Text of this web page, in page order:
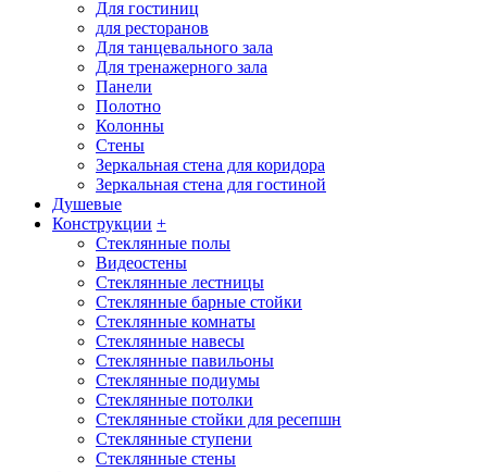
Для гостиниц
для ресторанов
Для танцевального зала
Для тренажерного зала
Панели
Полотно
Колонны
Стены
Зеркальная стена для коридора
Зеркальная стена для гостиной
Душевые
Конструкции +
Стеклянные полы
Видеостены
Стеклянные лестницы
Стеклянные барные стойки
Стеклянные комнаты
Стеклянные навесы
Стеклянные павильоны
Стеклянные подиумы
Стеклянные потолки
Стеклянные стойки для ресепшн
Стеклянные ступени
Стеклянные стены